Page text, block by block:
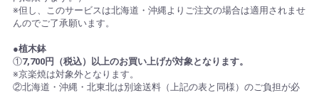
※但し、このサービスは北海道・沖縄よりご注文の場合は適用されませ
んのでご了承願います。
●植木鉢
①7,700円（税込）以上のお買い上げが対象となります。
※京楽焼は対象外となります。
②北海道・沖縄・北東北は別途送料（上記の表と同様）のご負担が必